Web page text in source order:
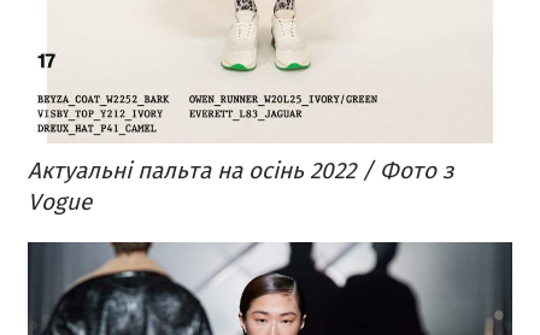
Актуальні пальта на осінь 2022 / Фото з
Vogue